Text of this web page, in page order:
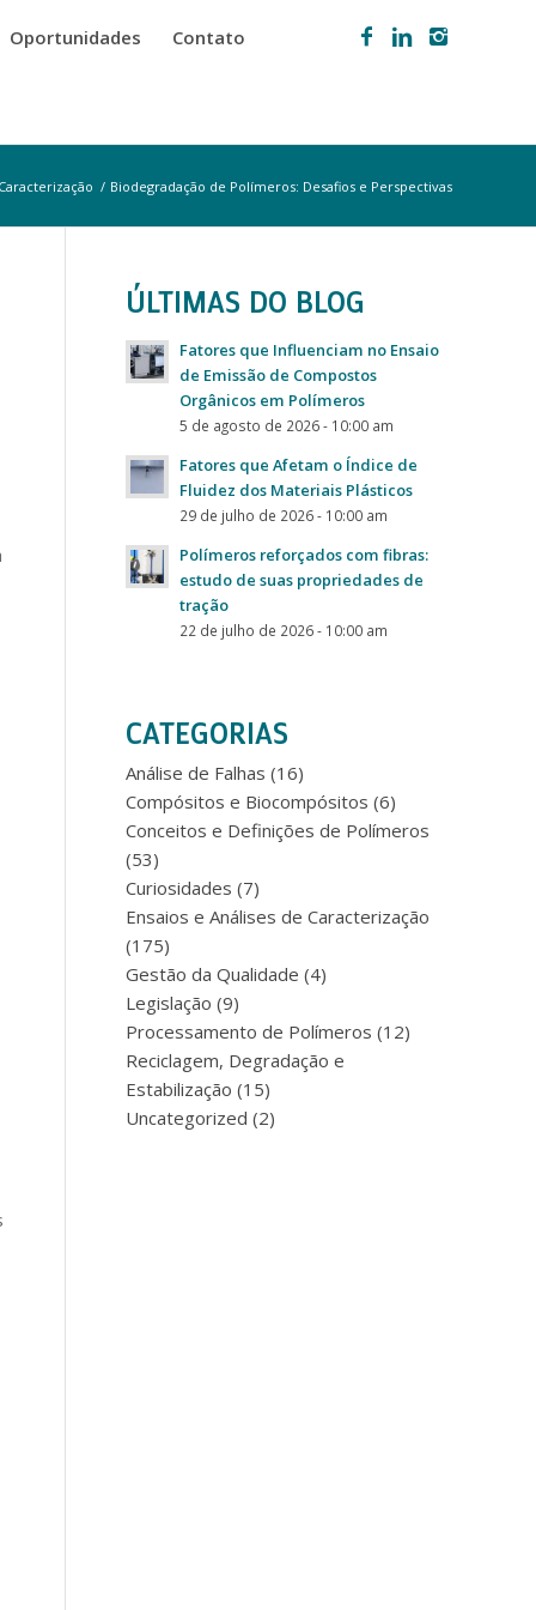
Oportunidades Contato
/ Biodegradação de Polímeros: Desafios e Perspectivas
ÚLTIMAS DO BLOG
Fatores que Influenciam no Ensaio
de Emissão de Compostos
Orgânicos em Polímeros
5 de agosto de 2026 - 10:00 am
Fatores que Afetam o Índice de
Fluidez dos Materiais Plásticos
29 de julho de 2026 - 10:00 am
Polímeros reforçados com fibras:
estudo de suas propriedades de
tração
22 de julho de 2026 - 10:00 am
CATEGORIAS
Análise de Falhas (16)
Compósitos e Biocompósitos (6)
Conceitos e Definições de Polímeros
(53)
Curiosidades (7)
Ensaios e Análises de Caracterização
(175)
Gestão da Qualidade (4)
Legislação (9)
Processamento de Polímeros (12)
Reciclagem, Degradação e
Estabilização (15)
Uncategorized (2)